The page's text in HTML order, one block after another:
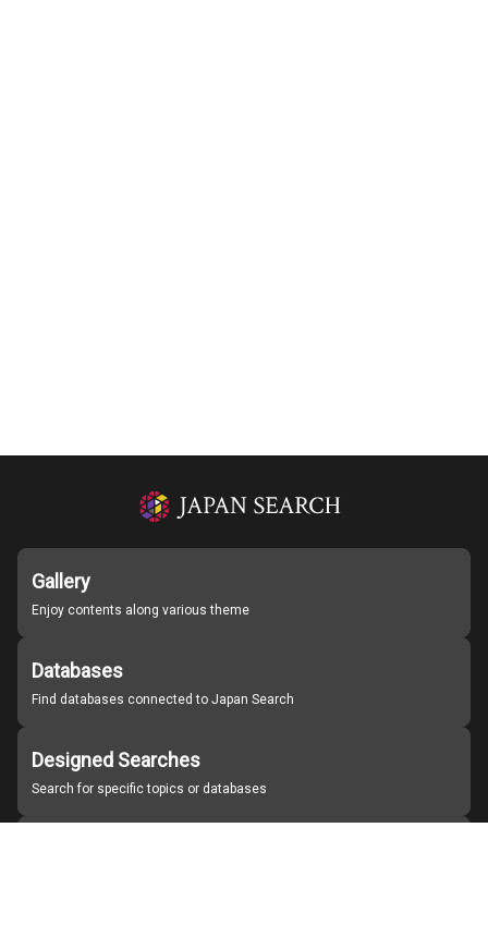
Gallery
Enjoy contents along various theme
Databases
Find databases connected to Japan Search
Designed Searches
Search for specific topics or databases